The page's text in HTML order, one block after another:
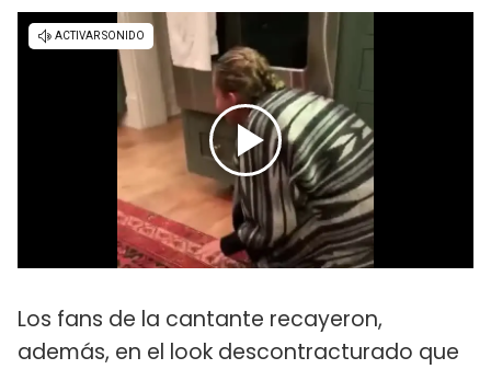
Los fans de la cantante recayeron,
además, en el look descontracturado que